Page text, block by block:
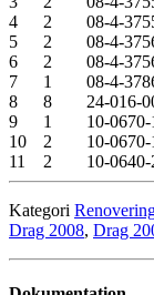
4
2 08-4-
5
2 08-4-
6
2 08-4-
7
1 08-4-
8
8 24-016-
9
1 10-0670-
10
2 10-0670-
11
2 10-0640-
Kategori
Drag 2008, Drag